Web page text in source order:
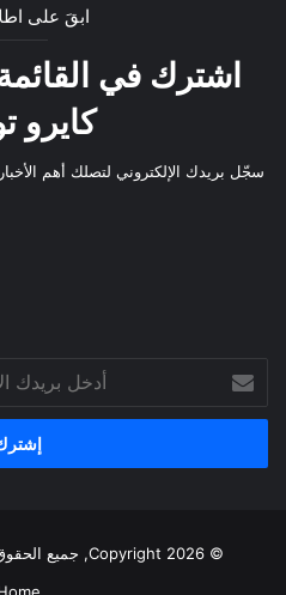
ابقَ على
اشترك في
كايرو
سجّل بريدك الإلكتروني لتصلك أهم الأخبار
بريدك
الإلكتروني
© Copyright 2026, جميع الحقوق محفوظة لموقع